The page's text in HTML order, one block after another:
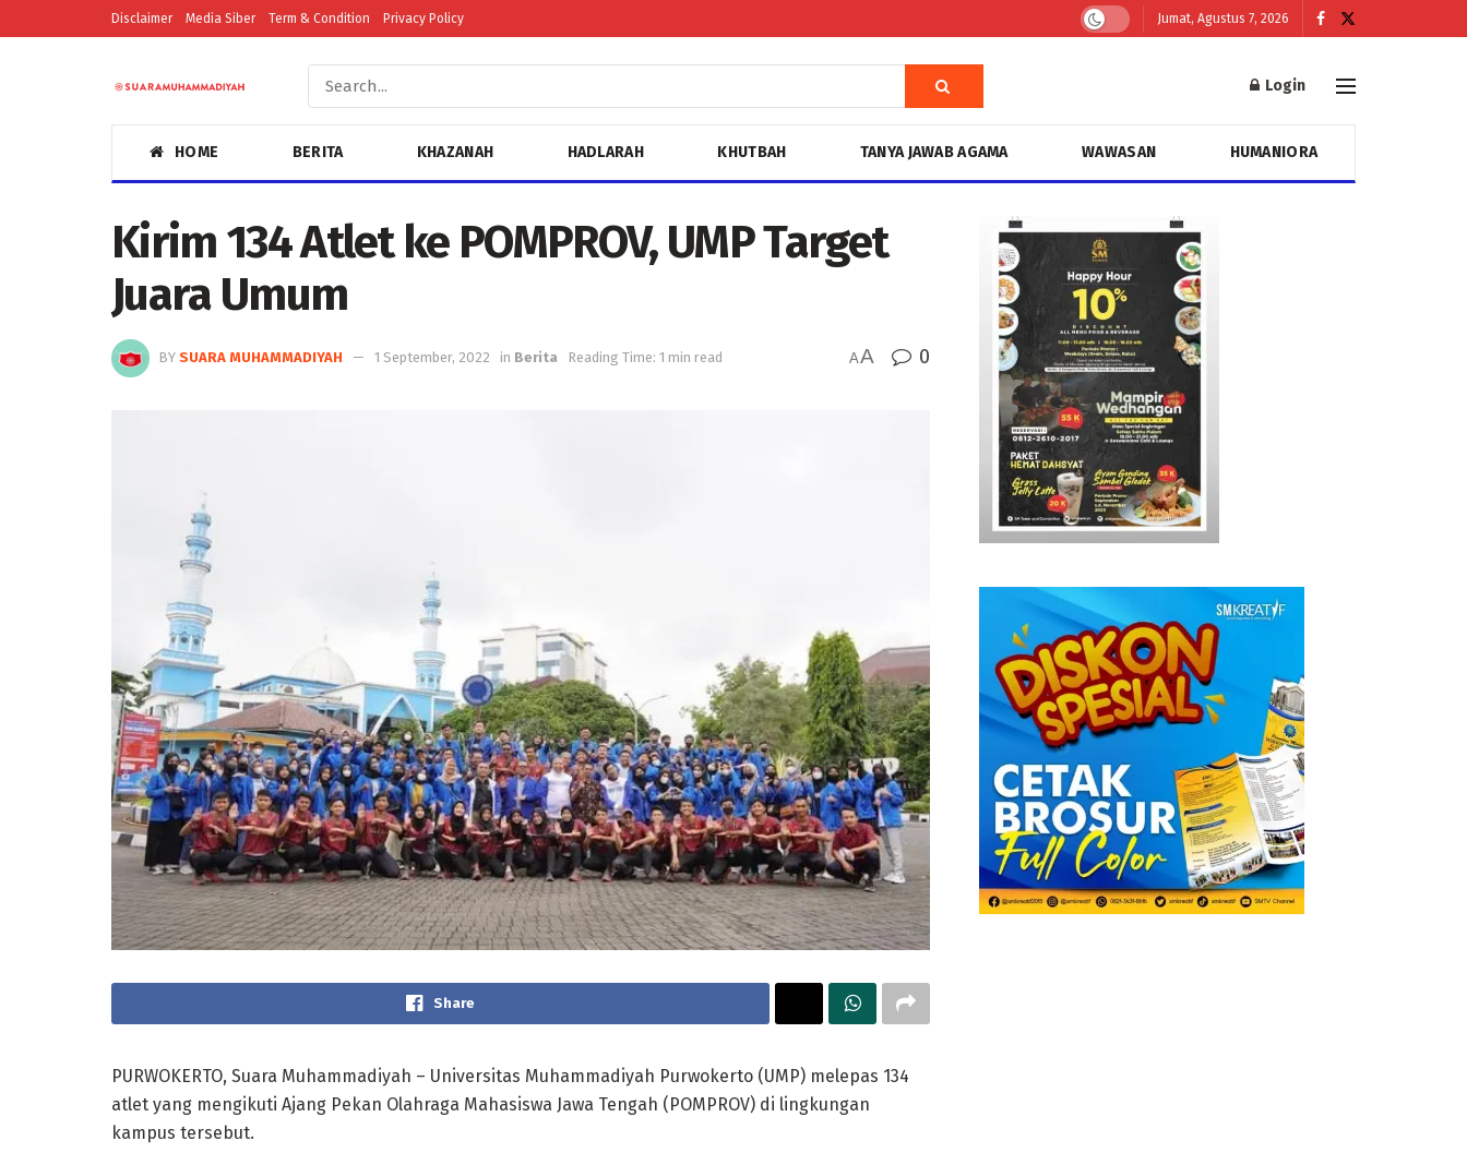
Disclaimer Media Siber Term & Condition Privacy Policy Jumat, Agustus 7, 2026
Login
HOME BERITA KHAZANAH HADLARAH KHUTBAH TANYA JAWAB AGAMA WAWASAN HUMANIORA
Kirim 134 Atlet ke POMPROV, UMP Target
Juara Umum
BY SUARA MUHAMMADIYAH 1 September, 2022 in Berita Reading Time: 1 min read AA 0
Share
PURWOKERTO, Suara Muhammadiyah – Universitas Muhammadiyah Purwokerto (UMP) melepas 134
atlet yang mengikuti Ajang Pekan Olahraga Mahasiswa Jawa Tengah (POMPROV) di lingkungan
kampus tersebut.